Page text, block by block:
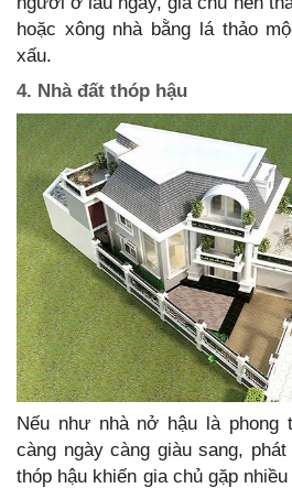
hoặc xông nhà bằng lá thảo
xấu.
4. Nhà đất thóp hậu
Nếu như nhà nở hậu là phong
càng ngày càng giàu sang,
thóp hậu khiến gia chủ gặp